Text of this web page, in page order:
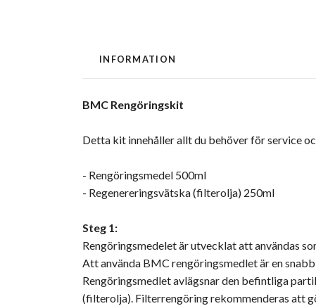
INFORMATION
BMC Rengöringskit
Detta kit innehåller allt du behöver för service
- Rengöringsmedel 500ml
- Regenereringsvätska (filterolja) 250ml
Steg 1:
Rengöringsmedelet är utvecklat att användas
Att använda BMC rengöringsmedlet är en
Rengöringsmedlet avlägsnar den befintliga
(filterolja). Filterrengöring rekommenderas att